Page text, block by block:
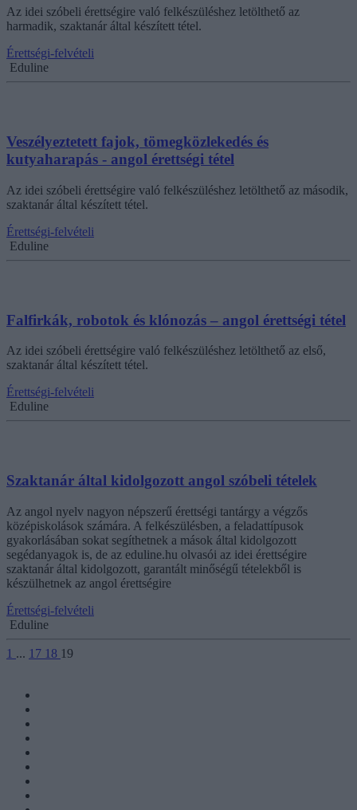
Az idei szóbeli érettségire való felkészüléshez letölthető az
harmadik, szaktanár által készített tétel.
Érettségi-felvételi
Eduline
Veszélyeztetett fajok, tömegközlekedés és
kutyaharapás - angol érettségi tétel
Az idei szóbeli érettségire való felkészüléshez letölthető az második,
szaktanár által készített tétel.
Érettségi-felvételi
Eduline
Falfirkák, robotok és klónozás – angol érettségi tétel
Az idei szóbeli érettségire való felkészüléshez letölthető az első,
szaktanár által készített tétel.
Érettségi-felvételi
Eduline
Szaktanár által kidolgozott angol szóbeli tételek
Az angol nyelv nagyon népszerű érettségi tantárgy a végzős
középiskolások számára. A felkészülésben, a feladattípusok
gyakorlásában sokat segíthetnek a mások által kidolgozott
segédanyagok is, de az eduline.hu olvasói az idei érettségire
szaktanár által kidolgozott, garantált minőségű tételekből is
készülhetnek az angol érettségire
Érettségi-felvételi
Eduline
1 ... 17 18 19